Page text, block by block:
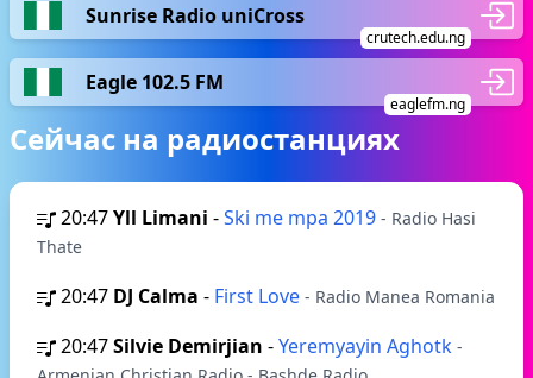
Sunrise Radio uniCross
crutech.edu.ng
Eagle 102.5 FM
eaglefm.ng
Сейчас на радиостанциях
20:47Yll Limani -Ski me mpa 2019 - Radio Hasi
Thate
20:47 DJ Calma - First Love - Radio Manea Romania
20:47Silvie Demirjian -Yeremyayin Aghotk -